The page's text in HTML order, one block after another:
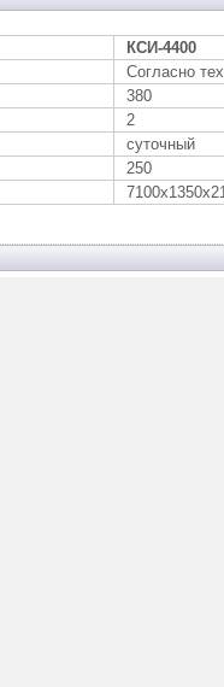
КСИ-4400
Согласно
380
2
суточный
250